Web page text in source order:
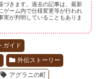
づきます。過去の記事は、最新
ゲーム内で仕様変更等が行われ
実が判明していることもありま
ガイド
外伝ストーリー
アグラニの町